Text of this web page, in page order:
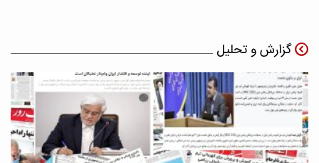
گزارش و تحلیل